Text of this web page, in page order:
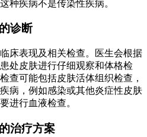
种疾病不是传染性疾病。
诊断
床表现及相关检查。医生会根据
处皮肤进行仔细观察和体格检
查可能包括皮肤活体组织检查，
病，例如感染或其他炎症性皮肤
进行血液检查。
治疗方案